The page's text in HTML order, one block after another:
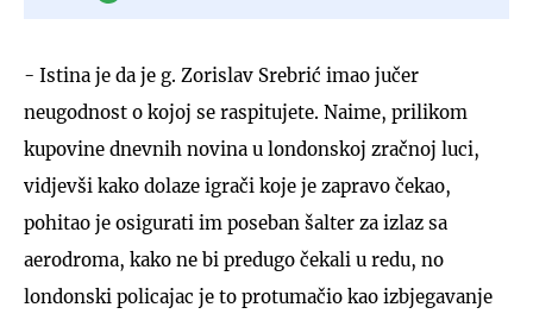
- Istina je da je g. Zorislav Srebrić imao jučer
neugodnost o kojoj se raspitujete. Naime, prilikom
kupovine dnevnih novina u londonskoj zračnoj luci,
vidjevši kako dolaze igrači koje je zapravo čekao,
pohitao je osigurati im poseban šalter za izlaz sa
aerodroma, kako ne bi predugo čekali u redu, no
londonski policajac je to protumačio kao izbjegavanje